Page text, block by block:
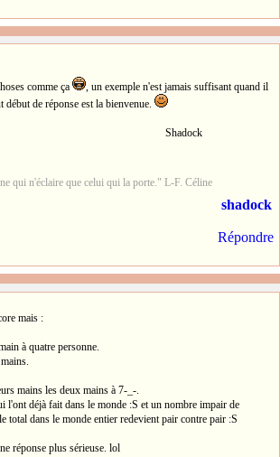
comme ça
, un exemple n'est jamais suffisant quand il
début de réponse est la bienvenue.
qui n'éclaire que celui qui la porte." L-F. Céline
shadock
Répondre
mais :
à quatre personne.
mains les deux mains à 7-_-.
l'ont déjà fait dans le monde :S et un nombre impair de
total dans le monde entier redevient pair contre pair :S
réponse plus sérieuse. lol